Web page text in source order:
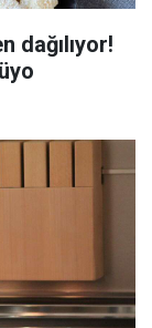
dağılıyor!